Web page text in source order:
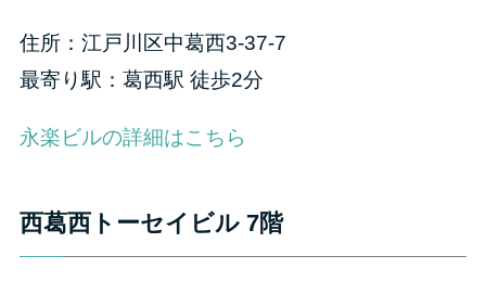
住所：江戸川区中葛西3-37-7
最寄り駅：葛西駅 徒歩2分
永楽ビルの詳細はこちら
西葛西トーセイビル 7階